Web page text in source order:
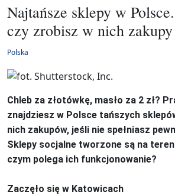
Najtańsze sklepy w
czy zrobisz w nich zakupy
Polska
Chleb za złotówkę, masło za 2 zł?
znajdziesz w Polsce tańszych
nich zakupów, jeśli nie spełniasz
Sklepy socjalne tworzone są na
czym polega ich funkcjonowanie?
Zaczęło się w Katowicach